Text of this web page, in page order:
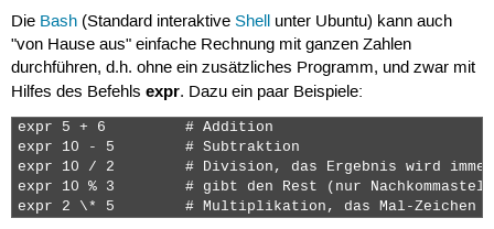
Die Bash(Standard interaktive Shellunter Ubuntu) kann auch
"von Hause aus" einfache Rechnung mit ganzen Zahlen
durchführen, d.h. ohne ein zusätzliches Programm, und zwar mit
Hilfes des Befehls expr. Dazu ein paar Beispiele:
expr 5 + 6         # Addition
expr 10 - 5        # Subtraktion
expr 10 / 2        # Division, das Ergebnis wird
expr 10 % 3        # gibt den Rest (nur
expr 2 \* 5        # Multiplikation, das Mal-Zeichen *